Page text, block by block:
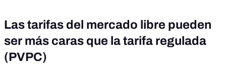
Las tarifas del mercado libre pueden
ser más caras que la tarifa regulada
(PVPC)